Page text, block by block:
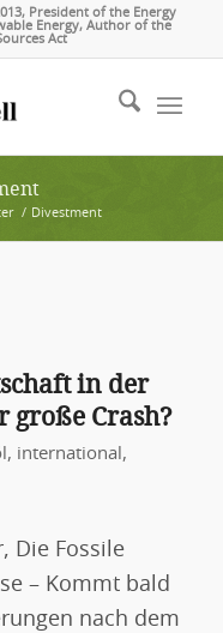
President of the Energy
Energy, Author of the
Act
/ Divestment
in der
große Crash?
, international ,
Die Fossile
– Kommt bald
nach dem